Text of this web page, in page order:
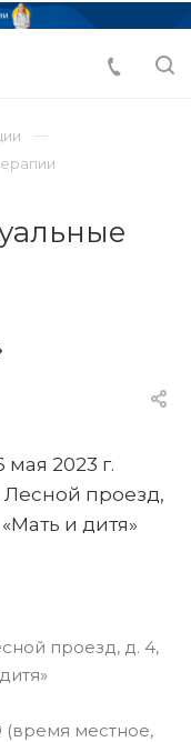
2023 г.
Лесной проезд,
и дитя»
проезд, д. 4,
(время местное,